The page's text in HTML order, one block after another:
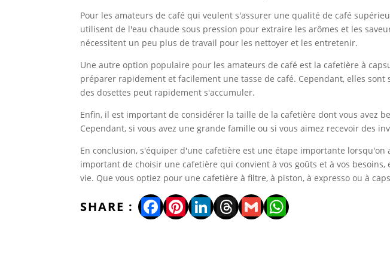
Pour les amateurs de café qui veulent s'assurer une qualité de café
utilisent de l'eau chaude sous pression pour extraire les arômes et les
nécessitent un peu plus de travail pour les nettoyer et les entretenir.
Une autre option populaire pour les amateurs de café est la cafetière à
préparer rapidement et facilement une tasse de café. Cependant, elles
des dosettes peut rapidement s'accumuler.
Enfin, il est important de considérer la taille de la cafetière dont vous avez
Cependant, si vous avez une grande famille ou si vous aimez recevoir des
En conclusion, s'équiper d'une cafetière est une étape importante
important de choisir une cafetière qui convient à vos goûts et à vos
vie. Que vous optiez pour une cafetière à filtre, à piston, à expresso ou à
Facebook
Pinterest
LinkedIn
Threads
GmailWhatsApp